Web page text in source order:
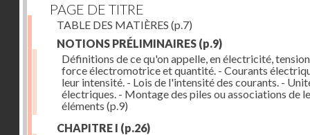
PAGE DE TITRE
TABLE DES MATIÈRES (p.7)
NOTIONS PRÉLIMINAIRES (p.9)
Définitions de ce qu'on appelle, en électricité,
force électromotrice et quantité. - Courants
leur intensité. - Lois de l'intensité des courants. -
électriques. - Montage des piles ou associations de
éléments (p.9)
CHAPITRE I (p.26)